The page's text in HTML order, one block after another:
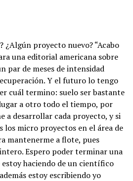
¿Algún proyecto nuevo? “Acabo
una editorial americana sobre
par de meses de intensidad
Y el futuro lo tengo
cuál termino: suelo ser bastante
a otro todo el tiempo, por
a desarrollar cada proyecto, y si
los micro proyectos en el área de
mantenerme a flote, pues
Espero poder terminar una
haciendo de un científico
estoy escribiendo yo